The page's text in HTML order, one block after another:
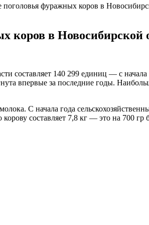
поголовья фуражных коров в
коров в Новосибирской
составляет 140 299 единиц — с
впервые за последние годы.
С начала года
составляет 7,8 кг — это на 700 гр